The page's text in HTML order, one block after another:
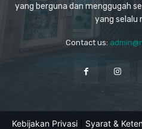
yang berguna dan menggugah
yang selalu
Contact us:
Kebijakan Privasi Syarat &